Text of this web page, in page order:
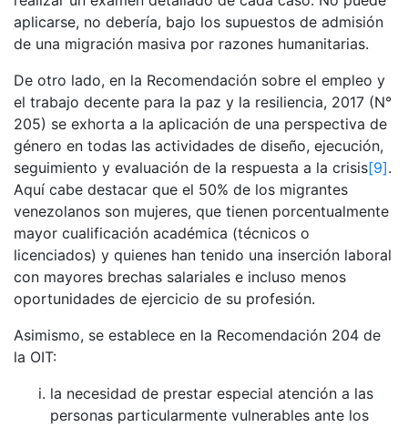
aplicarse, no debería, bajo los supuestos de admisión
de una migración masiva por razones humanitarias.
De otro lado, en la Recomendación sobre el empleo y
el trabajo decente para la paz y la resiliencia, 2017 (N°
205) se exhorta a la aplicación de una perspectiva de
género en todas las actividades de diseño, ejecución,
seguimiento y evaluación de la respuesta a la crisis[9].
Aquí cabe destacar que el 50% de los migrantes
venezolanos son mujeres, que tienen porcentualmente
mayor cualificación académica (técnicos o
licenciados) y quienes han tenido una inserción laboral
con mayores brechas salariales e incluso menos
oportunidades de ejercicio de su profesión.
Asimismo, se establece en la Recomendación 204 de
la OIT:
la necesidad de prestar especial atención a las
personas particularmente vulnerables ante los